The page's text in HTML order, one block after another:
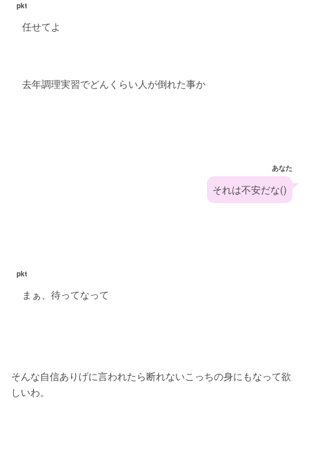
pkt
任せてよ
去年調理実習でどんくらい人が倒れた事か
あなた
それは不安だな()
pkt
まぁ、待ってなって
そんな自信ありげに言われたら断れないこっちの身にもなって欲
しいわ。